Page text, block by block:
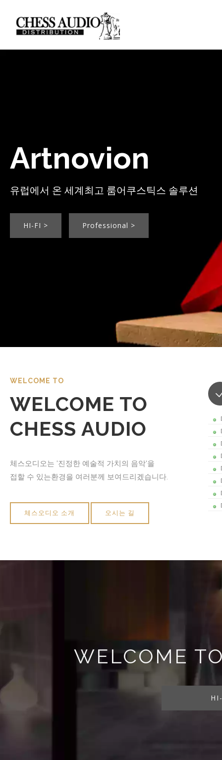
Artnovion
유럽에서 온 세계최고 룸어쿠스틱스 솔루션
HI-FI > Professional >
WELCOME TO
WELCOME TO
CHESS AUDIO
체스오디오는 '진정한 예술적 가치의 음악'을
접할 수 있는환경을 여러분께 보여드리겠습니다.
체스오디오 소개 오시는 길
WELCOME
HI-